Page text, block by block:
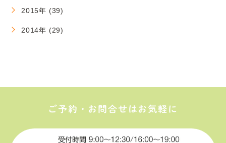
2015年 (39)
2014年 (29)
ご予約・お問合せはお気軽に